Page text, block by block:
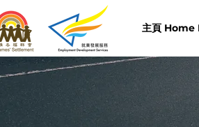
主頁 Home